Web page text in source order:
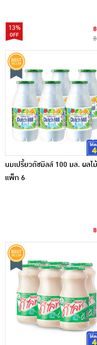
13%
นมเปรี้ยวดัชมิลล์ 100 มล. ผลไ
แพ็ก 6